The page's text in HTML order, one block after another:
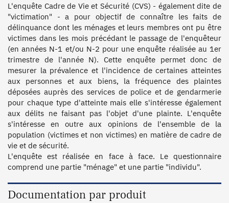
L'enquête Cadre de Vie et Sécurité (CVS) - également dite de
"victimation" - a pour objectif de connaître les faits de
délinquance dont les ménages et leurs membres ont pu être
victimes dans les mois précédant le passage de l'enquêteur
(en années N-1 et/ou N-2 pour une enquête réalisée au 1er
trimestre de l'année N). Cette enquête permet donc de
mesurer la prévalence et l'incidence de certaines atteintes
aux personnes et aux biens, la fréquence des plaintes
déposées auprès des services de police et de gendarmerie
pour chaque type d'atteinte mais elle s'intéresse également
aux délits ne faisant pas l'objet d'une plainte. L'enquête
s'intéresse en outre aux opinions de l'ensemble de la
population (victimes et non victimes) en matière de cadre de
vie et de sécurité.
L'enquête est réalisée en face à face. Le questionnaire
comprend une partie "ménage" et une partie "individu".
Documentation par produit